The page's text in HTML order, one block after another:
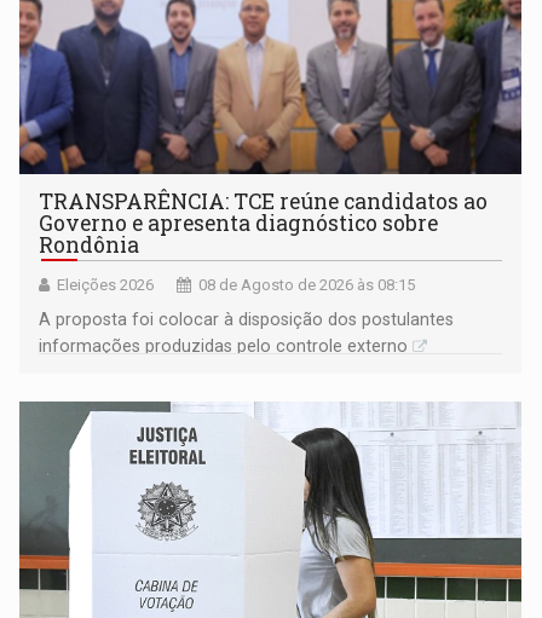
TRANSPARÊNCIA: TCE reúne candidatos ao
Governo e apresenta diagnóstico sobre
Rondônia
Eleições 2026 08 de Agosto de 2026 às 08:15
A proposta foi colocar à disposição dos postulantes
informações produzidas pelo controle externo